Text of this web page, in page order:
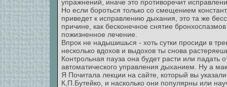
упражнений, иначе это противоречит
Но если бороться только со смещением
приведет к исправлению дыхания, это та же
причине, как бесконечное снятие
пожизненное лечение.
Впрок не надышишься - хоть сутки просиди в
несколько вдохов и выдохов ты снова
Контрольная пауза она будет расти или
автоматического управления дыханием. Ну а
Я Почитала лекции на сайте, который вы
К,П.Бутейко, и насколько они популярны или